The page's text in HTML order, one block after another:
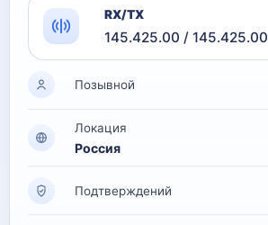
RX/TX
145.425.00 / 145.425.00
Позывной
Локация
Россия
Подтверждений